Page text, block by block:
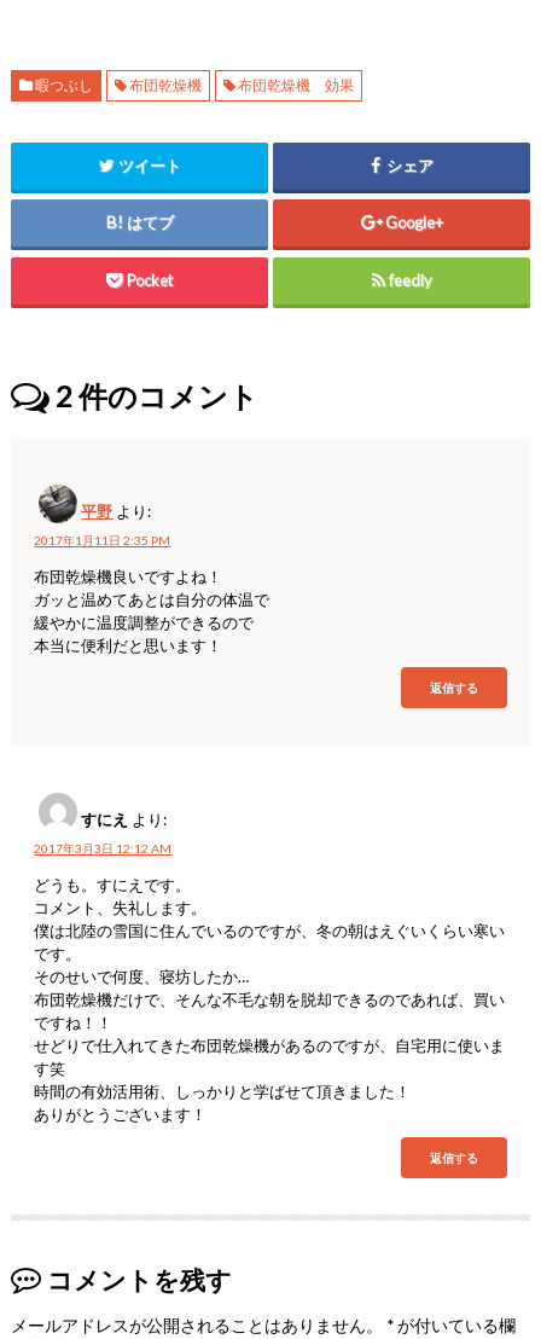
暇つぶし 布団乾燥機 布団乾燥機 効果
ツイート シェア
はてブ Google+
Pocket feedly
2件のコメント
平野 より:
2017年1月11日 2:35 PM
布団乾燥機良いですよね！
ガッと温めてあとは自分の体温で
緩やかに温度調整ができるので
本当に便利だと思います！
返信する
すにえ より:
2017年3月3日 12:12 AM
どうも。すにえです。
コメント、失礼します。
僕は北陸の雪国に住んでいるのですが、冬の朝はえぐいくらい寒い
です。
そのせいで何度、寝坊したか…
布団乾燥機だけで、そんな不毛な朝を脱却できるのであれば、買い
ですね！！
せどりで仕入れてきた布団乾燥機があるのですが、自宅用に使いま
す笑
時間の有効活用術、しっかりと学ばせて頂きました！
ありがとうございます！
返信する
コメントを残す
メールアドレスが公開されることはありません。 *が付いている欄